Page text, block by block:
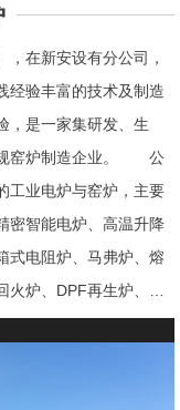
在新安设有分公司，
经验丰富的技术及制造
，是一家集研发、生
规窑炉制造企业。 公
工业电炉与窑炉，主要
密智能电炉、高温升降
式电阻炉、马弗炉、熔
火炉、DPF再生炉、试
高真空炉、重烧炉、牙
氛炉、井式电炉、
燥箱、工业烘箱、发热